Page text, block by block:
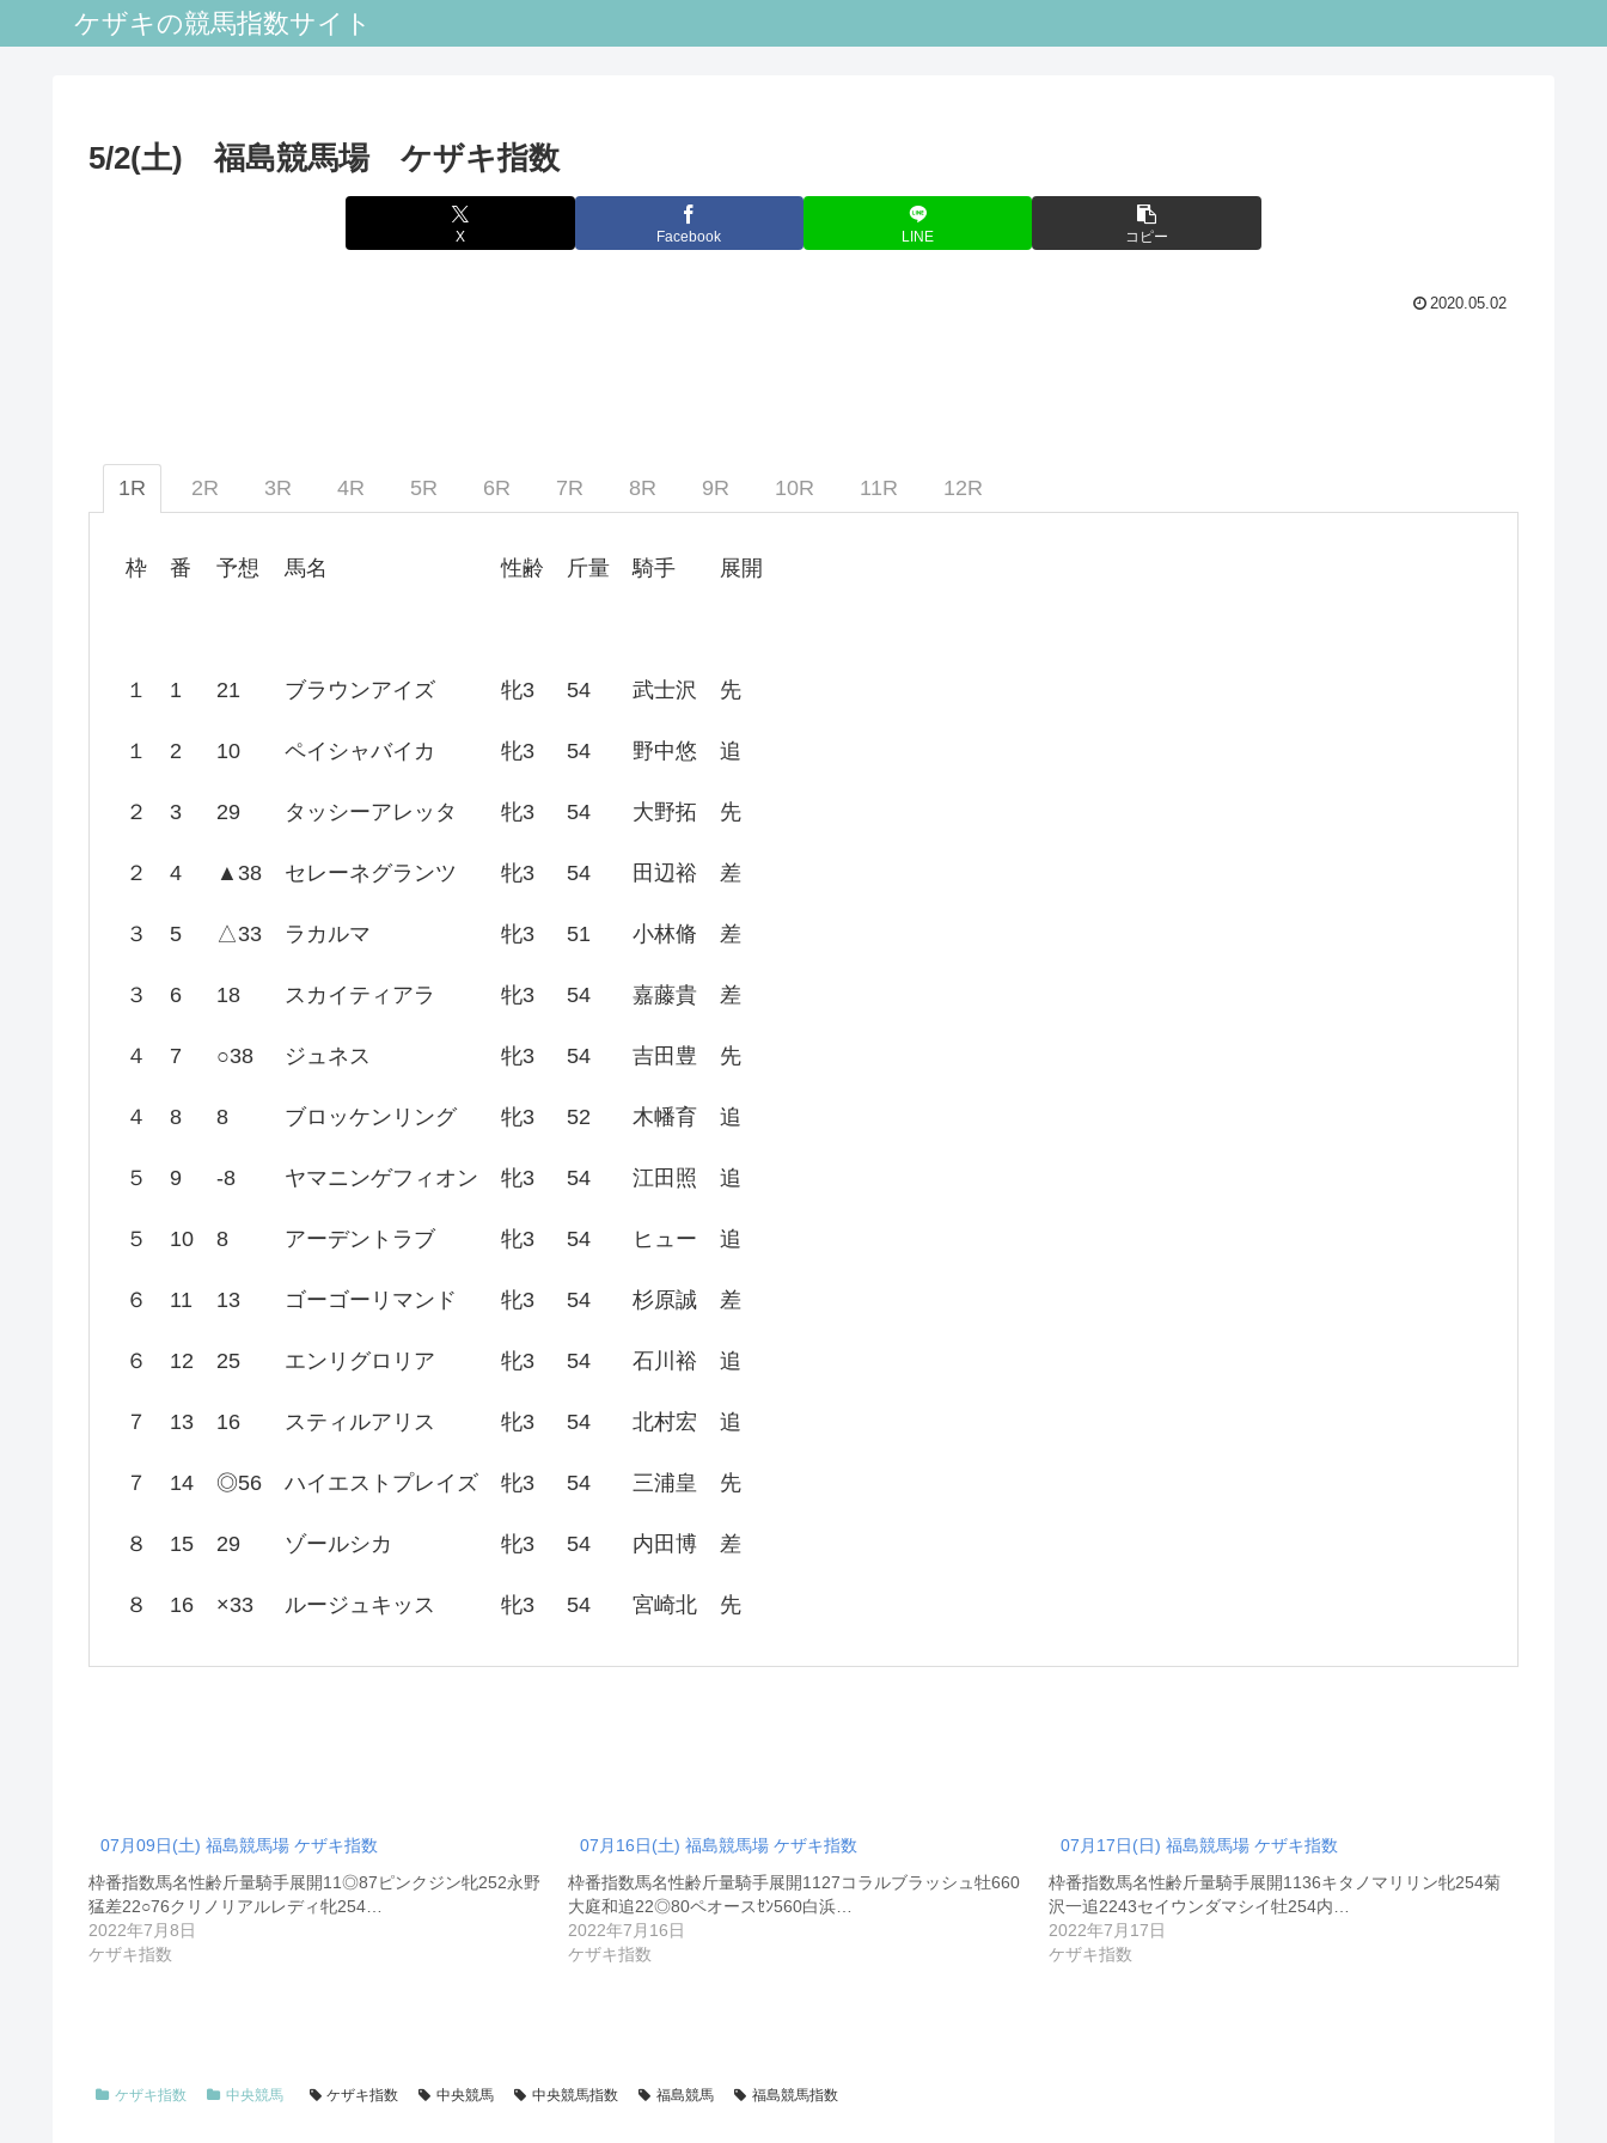
ケザキの競馬指数サイト
5/2(土) 福島競馬場 ケザキ指数
X Facebook LINE コピー
2020.05.02
1R 2R 3R 4R 5R 6R 7R 8R 9R 10R 11R 12R
枠 番 予想 馬名 性齢 斤量 騎手 展開
１ 1 21 ブラウンアイズ 牝3 54 武士沢 先
１ 2 10 ペイシャバイカ 牝3 54 野中悠 追
２ 3 29 タッシーアレッタ 牝3 54 大野拓 先
２ 4 ▲38 セレーネグランツ 牝3 54 田辺裕 差
３ 5 △33 ラカルマ 牝3 51 小林脩 差
３ 6 18 スカイティアラ 牝3 54 嘉藤貴 差
４ 7 ○38 ジュネス 牝3 54 吉田豊 先
４ 8 8 ブロッケンリング 牝3 52 木幡育 追
５ 9 -8 ヤマニンゲフィオン 牝3 54 江田照 追
５ 10 8 アーデントラブ 牝3 54 ヒュー 追
６ 11 13 ゴーゴーリマンド 牝3 54 杉原誠 差
６ 12 25 エンリグロリア 牝3 54 石川裕 追
７ 13 16 スティルアリス 牝3 54 北村宏 追
７ 14 ◎56 ハイエストプレイズ 牝3 54 三浦皇 先
８ 15 29 ゾールシカ 牝3 54 内田博 差
８ 16 ×33 ルージュキッス 牝3 54 宮崎北 先
07月09日(土) 福島競馬場 ケザキ指数
枠番指数馬名性齢斤量騎手展開11◎87ピンクジン牝252永野
猛差22○76クリノリアルレディ牝254…
2022年7月8日
ケザキ指数
07月16日(土) 福島競馬場 ケザキ指数
枠番指数馬名性齢斤量騎手展開1127コラルブラッシュ牡660
大庭和追22◎80ペオースｾﾝ560白浜…
2022年7月16日
ケザキ指数
07月17日(日) 福島競馬場 ケザキ指数
枠番指数馬名性齢斤量騎手展開1136キタノマリリン牝254菊
沢一追2243セイウンダマシイ牡254内…
2022年7月17日
ケザキ指数
ケザキ指数 中央競馬 ケザキ指数 中央競馬 中央競馬指数 福島競馬 福島競馬指数